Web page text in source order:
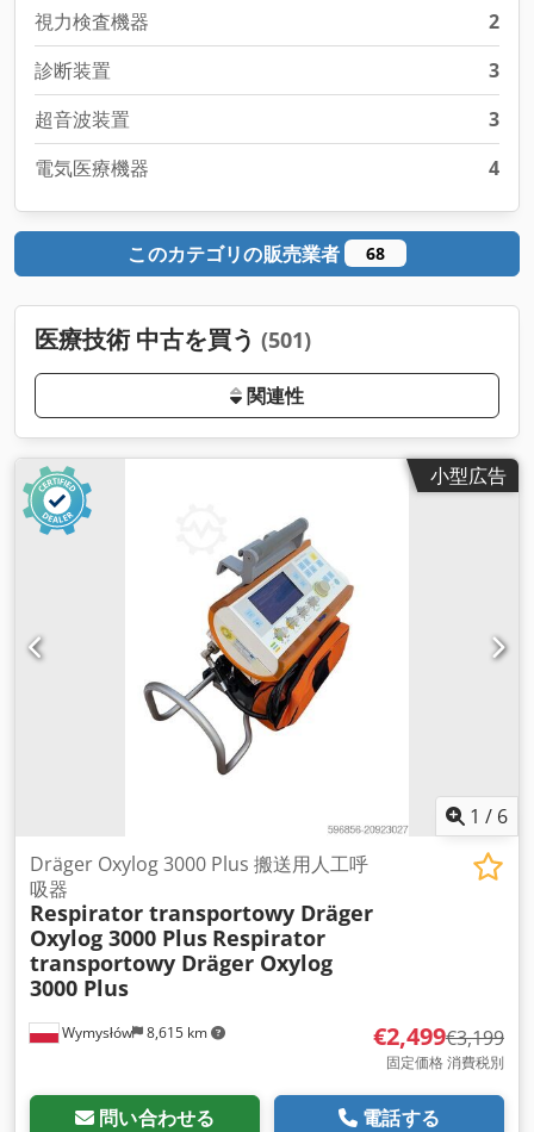
視力検査機器
2
診断装置
3
超音波装置
3
電気医療機器
4
このカテゴリの販売業者 68
医療技術 中古を買う (501)
関連性
小型広告
1 / 6
Wymysłów 8,615 km
Dräger Oxylog 3000 Plus 搬送用人工呼
吸器
Respirator transportowy Dräger
Oxylog 3000 Plus Respirator
transportowy Dräger Oxylog
3000 Plus
€2,499€3,199
固定価格 消費税別
問い合わせる 電話する